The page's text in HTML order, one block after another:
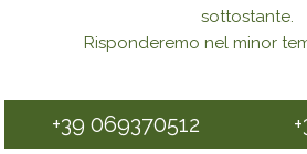
sottostante.
Risponderemo nel minor
+39 069370512